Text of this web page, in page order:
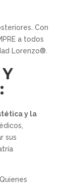
Con
a todos
Lorenzo®.
y la
sus
Quienes